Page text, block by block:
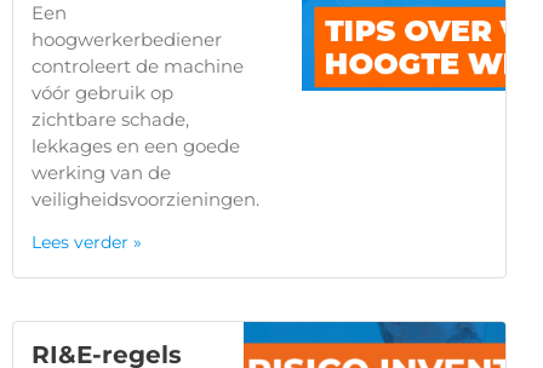
Een
hoogwerkerbediener
controleert de machine
vóór gebruik op
zichtbare schade,
lekkages en een goede
werking van de
veiligheidsvoorzieningen.
Lees verder »
RI&E-regels